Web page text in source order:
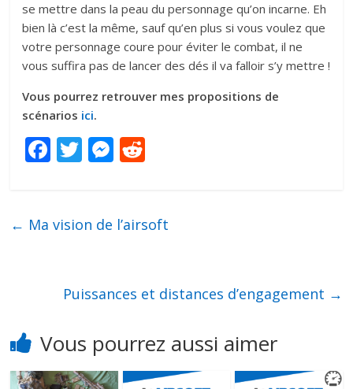
se mettre dans la peau du personnage qu’on incarne. Eh
bien là c’est la même, sauf qu’en plus si vous voulez que
votre personnage coure pour éviter le combat, il ne
vous suffira pas de lancer des dés il va falloir s’y mettre !
Vous pourrez retrouver mes propositions de
scénarios ici.
F
b
T
er
M
e
er
di
← Ma vision de l’airsoft
Puissances et distances d’engagement →
Vous pourrez aussi aimer